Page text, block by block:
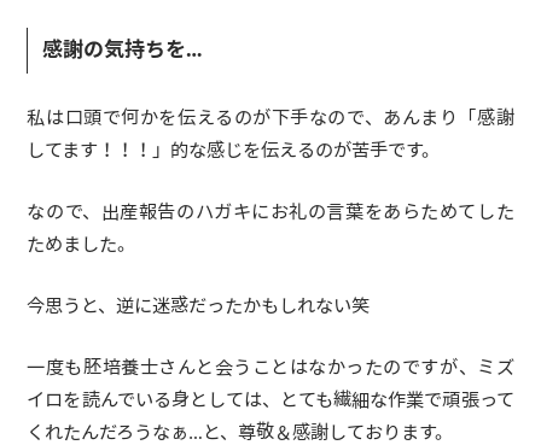
感謝の気持ちを…
私は口頭で何かを伝えるのが下手なので、あんまり「感謝
してます！！！」的な感じを伝えるのが苦手です。
なので、出産報告のハガキにお礼の言葉をあらためてした
ためました。
今思うと、逆に迷惑だったかもしれない笑
一度も胚培養士さんと会うことはなかったのですが、ミズ
イロを読んでいる身としては、とても繊細な作業で頑張って
くれたんだろうなぁ…と、尊敬＆感謝しております。